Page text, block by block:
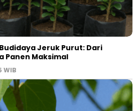
Jeruk Purut: Dari
Panen Maksimal
WIB